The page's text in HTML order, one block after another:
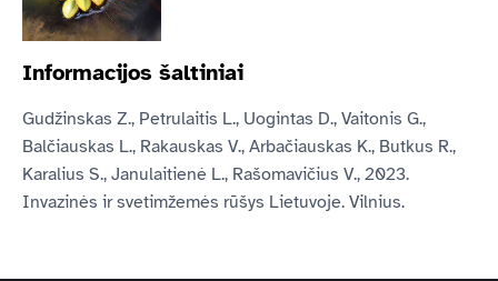
Informacijos šaltiniai
Gudžinskas Z., Petrulaitis L., Uogintas D., Vaitonis G.,
Balčiauskas L., Rakauskas V., Arbačiauskas K., Butkus R.,
Karalius S., Janulaitienė L., Rašomavičius V., 2023.
Invazinės ir svetimžemės rūšys Lietuvoje. Vilnius.